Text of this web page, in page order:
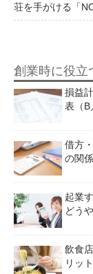
荘を手がける「
創業時に役立
損益
表（B
借方
の関
起業
どう
飲食
リッ